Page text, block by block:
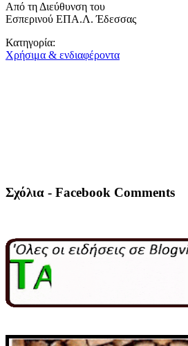
Από τη Διεύθυνση του
Εσπερινού ΕΠΑ.Λ. Έδεσσας
Κατηγορία:
Χρήσιμα & ενδιαφέροντα
Σχόλια - Facebook Comments